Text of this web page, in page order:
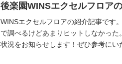
後楽園WINSエクセルフロア
WINSエクセルフロアの紹介記事です
で調べるけどあまりヒットしなかっ
状況をお知らせします！ぜひ参考にい